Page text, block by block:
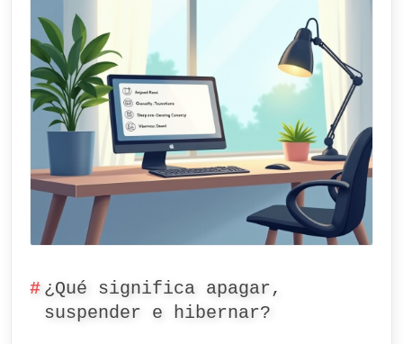
¿Qué significa apagar,
suspender e hibernar?